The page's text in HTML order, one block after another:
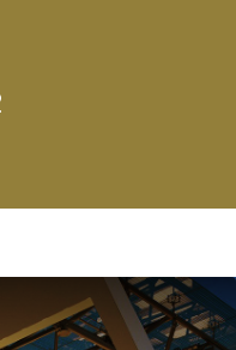
y Comercial